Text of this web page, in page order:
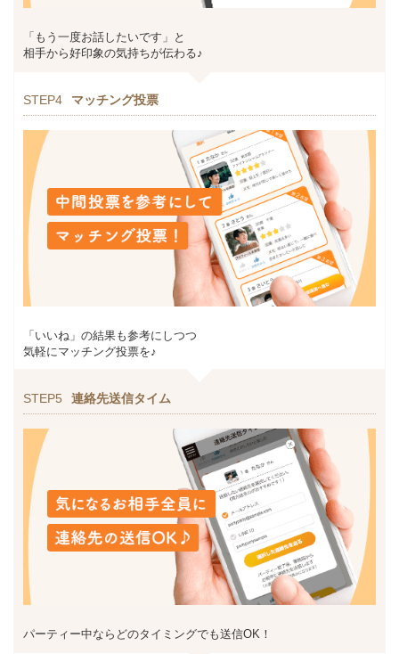
「もう一度お話したいです」と
相手から好印象の気持ちが伝わる♪
STEP4 マッチング投票
「いいね」の結果も参考にしつつ
気軽にマッチング投票を♪
STEP5 連絡先送信タイム
パーティー中ならどのタイミングでも送信OK！